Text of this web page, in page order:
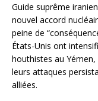
Guide suprême
nouvel accord
peine de
États-Unis ont
houthistes au
leurs attaques
alliées.